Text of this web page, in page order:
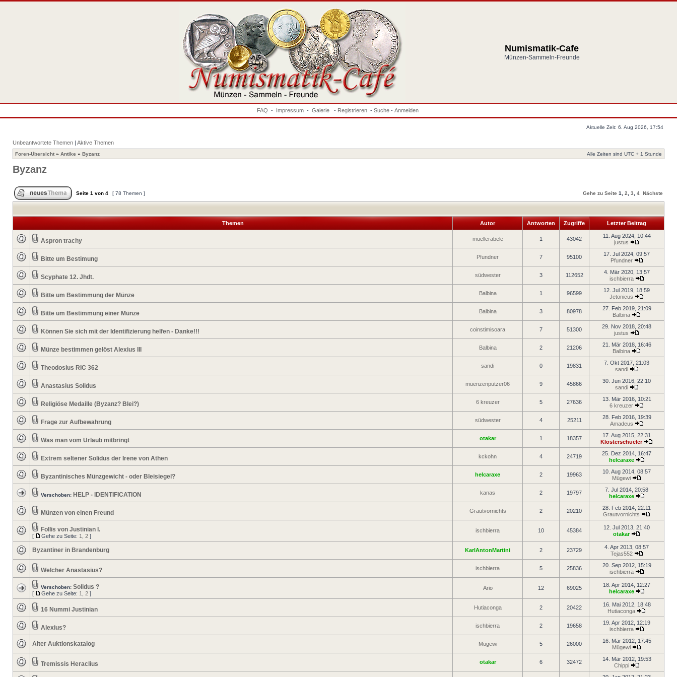
Numismatik-Cafe
Münzen-Sammeln-Freunde
FAQ - Impressum - Galerie - Registrieren - Suche - Anmelden
Aktuelle Zeit: 6. Aug 2026, 17:54
Unbeantwortete Themen | Aktive Themen
Foren-Übersicht » Antike » Byzanz Alle Zeiten sind UTC + 1 Stunde
Byzanz
Seite 1 von 4 [ 78 Themen ] Gehe zu Seite 1 2 3 4 Nächste
Themen Autor Antworten Zugriffe Letzter Beitrag
Aspron trachy muellerabele 1 43042
11. Aug 2024, 10:44
justus
Bitte um Bestimung Pfundner 7 95100
17. Jul 2024, 09:57
Pfundner
Scyphate 12. Jhdt. südwester 3 112652
4. Mär 2020, 13:57
ischbierra
Bitte um Bestimmung der Münze Balbina 1 96599
12. Jul 2019, 18:59
Jetonicus
Bitte um Bestimmung einer Münze Balbina 3 80978
27. Feb 2019, 21:09
Balbina
Können Sie sich mit der Identifizierung helfen - Danke!!! coinstimisoara 7 51300
29. Nov 2018, 20:48
justus
Münze bestimmen gelöst Alexius III Balbina 2 21206
21. Mär 2018, 16:46
Balbina
Theodosius RIC 362 sandi 0 19831
7. Okt 2017, 21:03
sandi
Anastasius Solidus muenzenputzer06 9 45866
30. Jun 2016, 22:10
sandi
Religiöse Medaille (Byzanz? Blei?) 6 kreuzer 5 27636
13. Mär 2016, 10:21
6 kreuzer
Frage zur Aufbewahrung südwester 4 25211
28. Feb 2016, 19:39
Amadeus
Was man vom Urlaub mitbringt otakar 1 18357
17. Aug 2015, 22:31
Klosterschueler
Extrem seltener Solidus der Irene von Athen kckohn 4 24719
25. Dez 2014, 16:47
helcaraxe
Byzantinisches Münzgewicht - oder Bleisiegel? helcaraxe 2 19963
10. Aug 2014, 08:57
Mügewi
Verschoben: HELP - IDENTIFICATION kanas 2 19797
7. Jul 2014, 20:58
helcaraxe
Münzen von einen Freund Grautvornichts 2 20210
28. Feb 2014, 22:11
Grautvornichts
Follis von Justinian I.
[ Gehe zu Seite: 1 2 ]
ischbierra 10 45384
12. Jul 2013, 21:40
otakar
Byzantiner in Brandenburg KarlAntonMartini 2 23729
4. Apr 2013, 08:57
Tejas552
Welcher Anastasius? ischbierra 5 25836
20. Sep 2012, 15:19
ischbierra
Verschoben: Solidus ?
[ Gehe zu Seite: 1 2 ]
Ario 12 69025
18. Apr 2014, 12:27
helcaraxe
16 Nummi Justinian Hutiaconga 2 20422
16. Mai 2012, 18:48
Hutiaconga
Alexius? ischbierra 2 19658
19. Apr 2012, 12:19
ischbierra
Alter Auktionskatalog Mügewi 5 26000
16. Mär 2012, 17:45
Mügewi
Tremissis Heraclius otakar 6 32472
14. Mär 2012, 19:53
Chippi